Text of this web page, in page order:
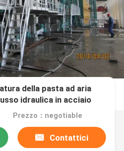
della pasta ad aria
idraulica in acciaio
Prezzo：negotiable
Contattici